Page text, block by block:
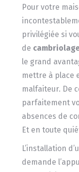
Pour votre
privilégiée si
de
le grand
mettre à place
malfaiteur. De
parfaitement
absences de
Et en toute
L’installation
demande